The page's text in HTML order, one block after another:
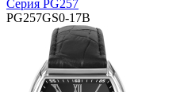
Серия PG257
PG257GS0-17B